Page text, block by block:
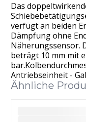
Das
verfügt an beiden
Dämpfung ohne
Näherungssensor.
beträgt 10 mm mit
Antriebseinheit -
Ähnliche